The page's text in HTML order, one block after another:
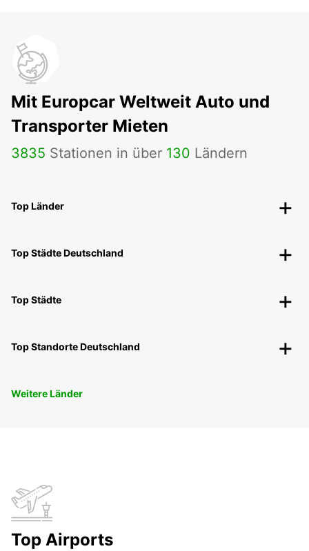
Mit Europcar Weltweit Auto und
Transporter Mieten
3835 Stationen in über 130 Ländern
Top Länder
Top Städte Deutschland
Top Städte
Top Standorte Deutschland
Weitere Länder
Top Airports